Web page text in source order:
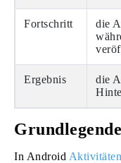
Fortschritt
die
Ergebnis
die
In Android Aktivitäten